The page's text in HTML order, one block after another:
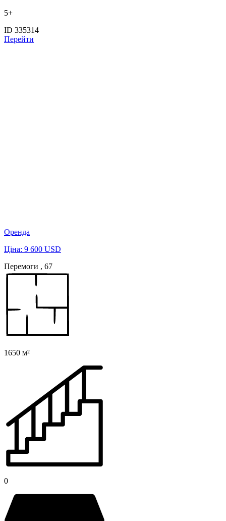
5+
ID 335314
Перейти
Оренда
Ціна: 9 600 USD
Перемоги , 67
1650 м²
0